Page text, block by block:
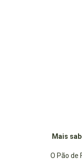
Mais
O Pão de